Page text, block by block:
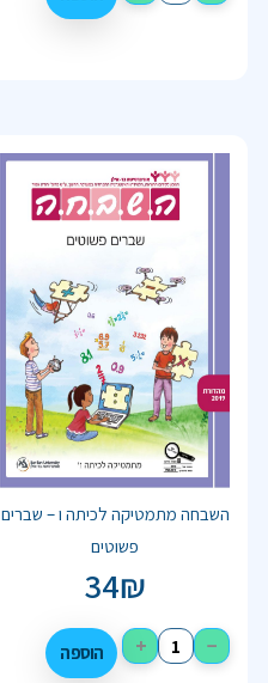
השבחה מתמטיקה לכיתה ו – שברים
פשוטים
34₪
−
+ הוספה